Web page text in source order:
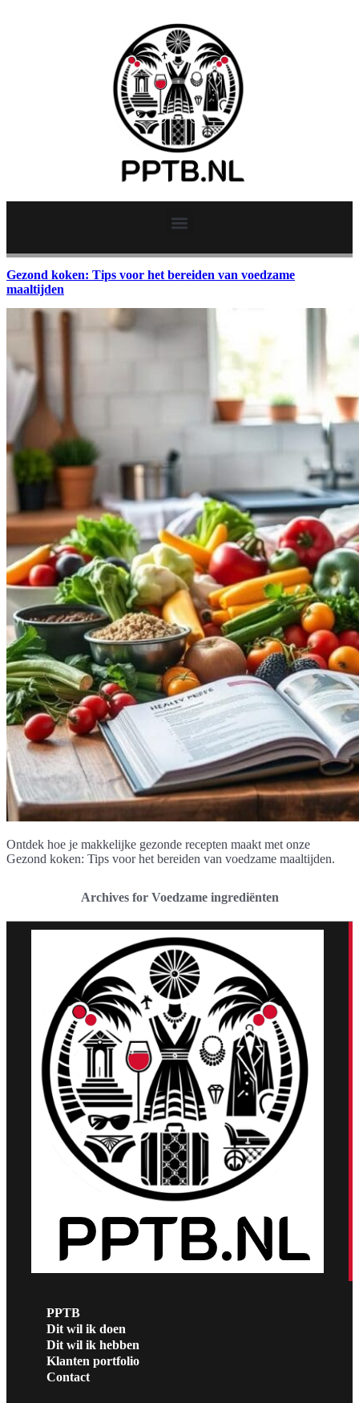
Gezond koken: Tips voor het bereiden van voedzame
maaltijden
Ontdek hoe je makkelijke gezonde recepten maakt met onze
Gezond koken: Tips voor het bereiden van voedzame maaltijden.
Archives for Voedzame ingrediënten
PPTB
Dit wil ik doen
Dit wil ik hebben
Klanten portfolio
Contact